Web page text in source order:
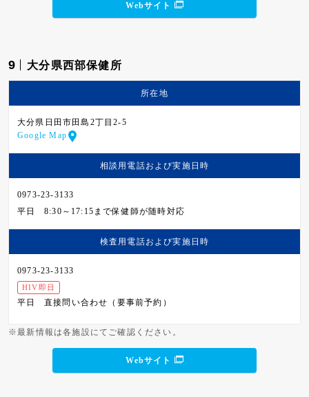
Webサイト
9 大分県西部保健所
所在地
大分県日田市田島2丁目2-5
Google Map
相談用電話および実施日時
0973-23-3133
平日
8:30～17:15まで保健師が随時対応
検査用電話および実施日時
0973-23-3133
HIV即日
平日 直接問い合わせ（要事前予約）
※最新情報は各施設にてご確認ください。
Webサイト